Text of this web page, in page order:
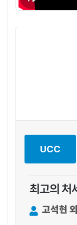
UCC
최고의 처
고석현